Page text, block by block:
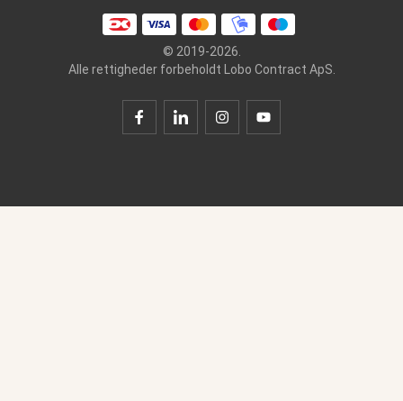
© 2019-2026.
Alle rettigheder forbeholdt Lobo Contract ApS.